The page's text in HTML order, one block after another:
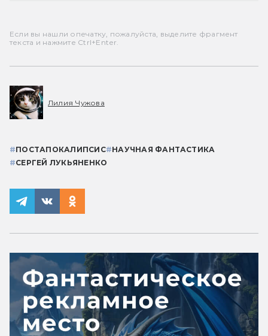
Если вы нашли опечатку, пожалуйста, выделите фрагмент
текста и нажмите Ctrl+Enter.
Лилия Чужова
#ПОСТАПОКАЛИПСИС#НАУЧНАЯ ФАНТАСТИКА
#СЕРГЕЙ ЛУКЬЯНЕНКО